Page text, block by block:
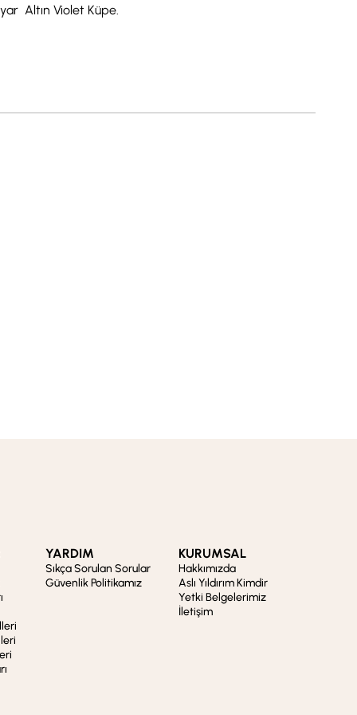
Altın Violet Küpe.
YARDIM
Sıkça Sorulan Sorular
Güvenlik Politikamız
KURUMSAL
Hakkımızda
Aslı Yıldırım Kimdir
Yetki Belgelerimiz
İletişim